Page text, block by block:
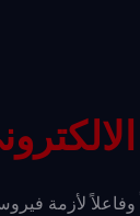
ومع وصولنا عام 2022